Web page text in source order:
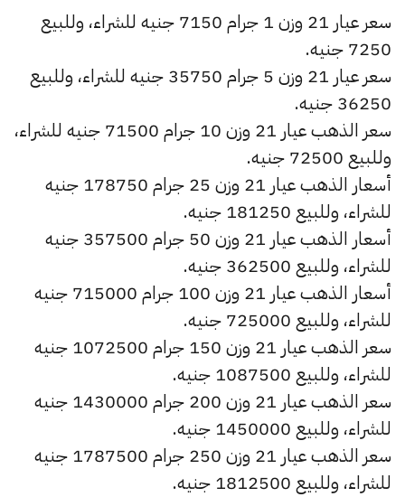
سعر عيار 21 وزن 1 جرام 7150 جنيه للشراء، وللبيع
7250 جنيه.
سعر عيار 21 وزن 5 جرام 35750 جنيه للشراء، وللبيع
36250 جنيه.
سعر الذهب عيار 21 وزن 10 جرام 71500 جنيه للشراء،
وللبيع 72500 جنيه.
أسعار الذهب عيار 21 وزن 25 جرام 178750 جنيه
للشراء، وللبيع 181250 جنيه.
أسعار الذهب عيار 21 وزن 50 جرام 357500 جنيه
للشراء، وللبيع 362500 جنيه.
أسعار الذهب عيار 21 وزن 100 جرام 715000 جنيه
للشراء، وللبيع 725000 جنيه.
سعر الذهب عيار 21 وزن 150 جرام 1072500 جنيه
للشراء، وللبيع 1087500 جنيه.
سعر الذهب عيار 21 وزن 200 جرام 1430000 جنيه
للشراء، وللبيع 1450000 جنيه.
سعر الذهب عيار 21 وزن 250 جرام 1787500 جنيه
للشراء، وللبيع 1812500 جنيه.